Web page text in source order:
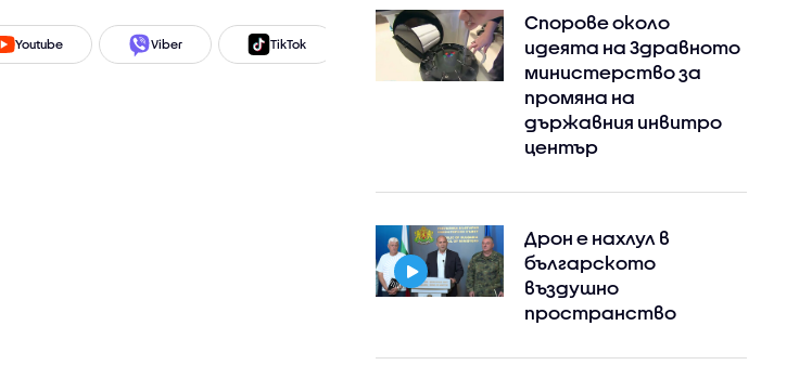
Youtube Viber TikTok Instagram Facebook
Спорове около
идеята на Здравното
министерство за
промяна на
държавния инвитро
център
Дрон е нахлул в
българското
въздушно
пространство